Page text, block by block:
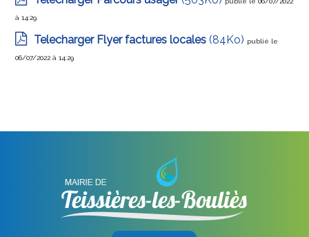
à 14:29
Telecharger Flyer factures locales (84Ko) publié le
06/07/2022 à 14:29